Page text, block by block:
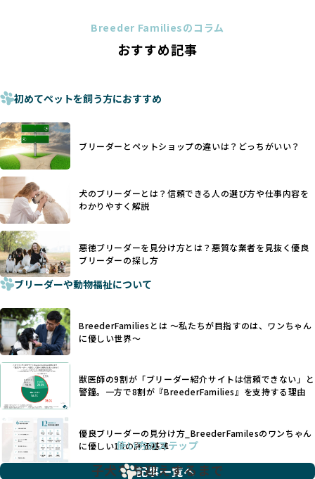
法令レベルの最低基準にとどまっていることが問題です。こ
の法令レベルの基準はブリーディング環境の最低限を定める
ものに過ぎず、ワンちゃんの心身の福祉やブリーダーの責任
少なくなく、消費者にとって選択の判断が難しい現状があり
さらに、書類審査のみで掲載が許可されるサイトが多く、実
際の飼育環境やブリーダーの姿勢が見えにくい点も課題で
す。こうしたサイトでは、ブリーダーが記載する情報が主で
あり、実際の現場や日々のケアの状況がわからないため、営
利優先の「悪徳ブリーダー」が含まれるリスクが高まりま
す。
BreederFamiliesでは、ワンちゃんを大切にする「優良ブリ
ーダー」のみを紹介するために、法令を超えた独自の基準を
設け、ブリーダーの理念や飼育環境の厳格なチェックを行っ
ています。
一部の営利優先のブリーディングでは、母犬の出産負担を考
えずに大量繁殖が行われ、親犬が心身ともに疲弊するケース
が見られます。さらに、コストカットのために食事を減らし
たり、栄養のない食事を与える、適切な健康管理が行われな
いなど、ワンちゃんの健康と福祉が犠牲にされることも少な
くありません。
また、健康リスクが予測しづらいミックス犬の繁殖や、愛情
が行き届かない多頭飼育等も問題です。これらのブリーディ
ング手法は、ワンちゃんの福祉を無視し、利益のみを追求す
るブリーダーによるものが多く、消費者にとっても深刻な課
題となっています。
BreederFamiliesでは、こうしたワンちゃんに優しくないブ
リーディングをなくすため、すべてのワンちゃんを家族のよ
に断尾（しっぽを切る）や断耳（耳を切る）が行われている
これは痛みを伴う処置で、ワンちゃんの身体的な負担が大き
手段でもあるため、切断されることで他の犬や人間との意思
ヨーロッパ諸国ではこうした処置が禁止されている一方で、
日本ではいまだ行われる場合があります。
優良ブリーダーは動物福祉を優先し、ワンちゃんの自然な姿
を大切にするため断尾・断耳を行いません。
一方、営利優先ブリーダーでは「見た目が良く売れやすい」
ことを理由に断尾や断耳を行うことがあり、中には麻酔なし
で処置するケースも見受けられます。
「耳やしっぽを切らない」詳細はこちら
犬種ごとに異なる健康リスクや育て方のポイントを理解し、
適切に対応するためには、深い知識と豊富な経験が欠かせま
せん。現在、犬種は200種類以上あり、それぞれに特有の健康
たとえば、パグは呼吸器系のトラブルを抱えやすく、ラブラ
ドール・レトリバーには股関節形成不全への注意が必要で
す。このような犬種ごとの違いを熟知し、適切なケアを提供
できるかどうかは、ブリーダーの専門性に大きく関わりま
す。
優良ブリーダーは、少数の犬種（一般的に3種以内）に絞って
繁殖を行い、各犬種の特徴を熟知しています。これにより、
犬種ごとの健康管理や繁殖において質の高いケアを提供する
ことが可能です。
一方、営利優先ブリーダーは流行や需要に応じて扱う犬種を
増やす傾向があり、犬種ごとに異なる健康問題や適切な育成
Breeder Familiesのコラム
おすすめ記事
初めてペットを飼う方におすすめ
ブリーダーとペットショップの違いは？どっちがいい？
犬のブリーダーとは？信頼できる人の選び方や仕事内容を
わかりやすく解説
悪徳ブリーダーを見分け方とは？悪質な業者を見抜く優良
ブリーダーの探し方
ブリーダーや動物福祉について
BreederFamiliesとは 〜私たちが目指すのは、ワンちゃん
に優しい世界〜
獣医師の9割が「ブリーダー紹介サイトは信頼できない」と
警鐘。一方で8割が『BreederFamilies』を支持する理由
優良ブリーダーの見分け方_BreederFamilesのワンちゃん
に優しい18の評価基準
記事一覧へ
使い方のステップ
子犬をお迎えするまで